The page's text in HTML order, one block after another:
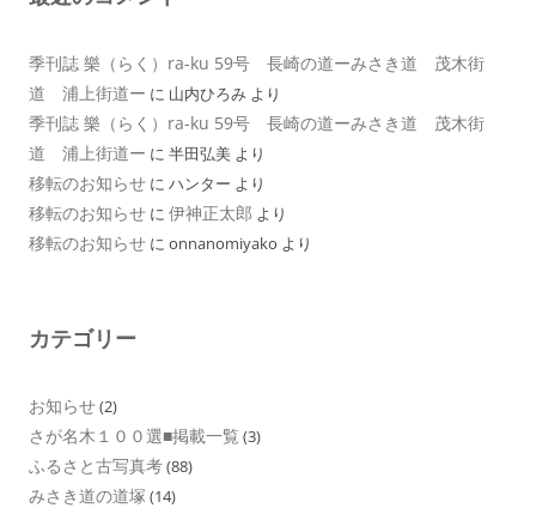
季刊誌 樂（らく）ra-ku 59号 長崎の道ーみさき道 茂木街
道 浦上街道ー に 山内ひろみ より
季刊誌 樂（らく）ra-ku 59号 長崎の道ーみさき道 茂木街
道 浦上街道ー に 半田弘美 より
移転のお知らせ に ハンター より
移転のお知らせ に 伊神正太郎 より
移転のお知らせ に onnanomiyako より
カテゴリー
お知らせ(2)
さが名木１００選■掲載一覧 (3)
ふるさと古写真考(88)
みさき道の道塚 (14)